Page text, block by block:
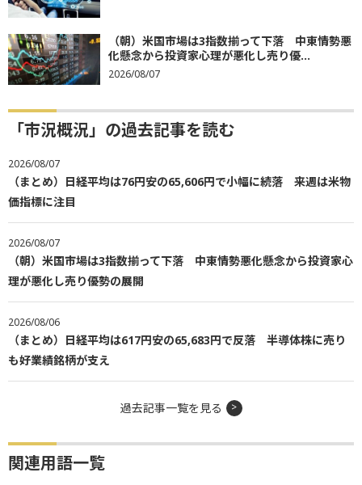
（朝）米国市場は3指数揃って下落 中東情勢悪
化懸念から投資家心理が悪化し売り優...
2026/08/07
「市況概況」の過去記事を読む
2026/08/07
（まとめ）日経平均は76円安の65,606円で小幅に続落 来週は米物
価指標に注目
2026/08/07
（朝）米国市場は3指数揃って下落 中東情勢悪化懸念から投資家心
理が悪化し売り優勢の展開
2026/08/06
（まとめ）日経平均は617円安の65,683円で反落 半導体株に売り
も好業績銘柄が支え
過去記事一覧を見る
関連用語一覧